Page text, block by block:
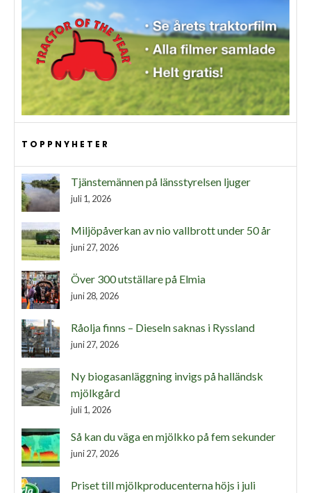
TOPPNYHETER
Tjänstemännen på länsstyrelsen ljuger
juli 1, 2026
Miljöpåverkan av nio vallbrott under 50 år
juni 27, 2026
Över 300 utställare på Elmia
juni 28, 2026
Råolja finns – Dieseln saknas i Ryssland
juni 27, 2026
Ny biogasanläggning invigs på halländsk
mjölkgård
juli 1, 2026
Så kan du väga en mjölkko på fem sekunder
juni 27, 2026
Priset till mjölkproducenterna höjs i juli